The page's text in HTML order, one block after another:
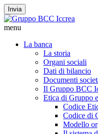
Invia
menu
La banca
La storia
Organi sociali
Dati di bilancio
Documenti
Il Gruppo BCC
Etica di Gruppo
Codice
Codice di
Modello